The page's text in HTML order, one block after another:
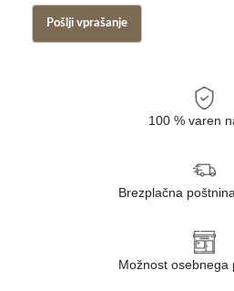
100 % varen
Brezplačna
Možnost osebnega